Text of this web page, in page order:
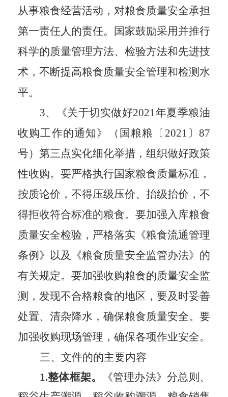
从事粮食经营活动，对粮食质量安全承担
第一责任人的责任。国家鼓励采用并推行
科学的质量管理方法、检验方法和先进技
术，不断提高粮食质量安全管理和检测水
平。
3、《关于切实做好2021年夏季粮油
收购工作的通知》（国粮粮〔2021〕87
号）第三点实化细化举措，组织做好政策
性收购。要严格执行国家粮食质量标准，
按质论价，不得压级压价、抬级抬价，不
得拒收符合标准的粮食。要加强入库粮食
质量安全检验，严格落实《粮食流通管理
条例》以及《粮食质量安全监管办法》的
有关规定。要加强收购粮食的质量安全监
测，发现不合格粮食的地区，要及时妥善
处置、清杂降水，确保粮食质量安全。要
加强收购现场管理，确保各项作业安全。
三、文件的的主要内容
1.整体框架。
《管理办法》分总则、